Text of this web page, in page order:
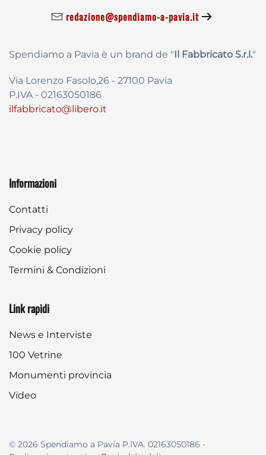
redazione@spendiamo-a-pavia.it
Spendiamo a Pavia è un brand de "Il Fabbricato S.r.l."
Via Lorenzo Fasolo,26 - 27100 Pavia
P.IVA - 02163050186
ilfabbricato@libero.it
Informazioni
Contatti
Privacy policy
Cookie policy
Termini & Condizioni
Link rapidi
News e Interviste
100 Vetrine
Monumenti provincia
Video
© 2026 Spendiamo a Pavia P.IVA. 02163050186 -